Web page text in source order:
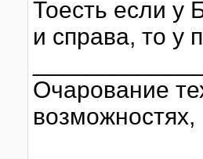
Тоесть если у
и справа, то у
Очарование
возможностях,